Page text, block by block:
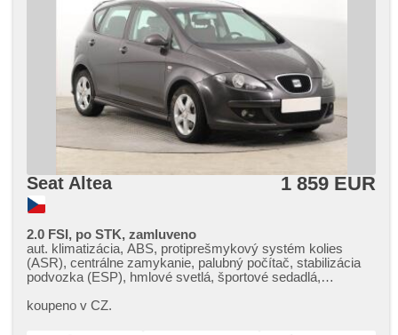
Seat Altea 1 859 EUR
2.0 FSI, po STK, zamluveno
aut. klimatizácia, ABS, protiprešmykový systém kolies
(ASR), centrálne zamykanie, palubný počítač, stabilizácia
podvozka (ESP), hmlové svetlá, športové sedadlá,
prevodovka
koupeno v CZ.